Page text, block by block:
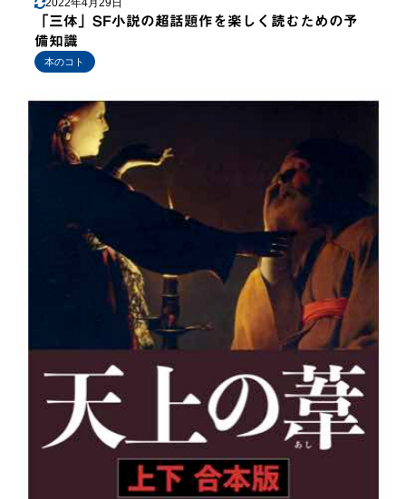
2022年4月29日
「三体」SF小説の超話題作を楽しく読むための予
備知識
本のコト